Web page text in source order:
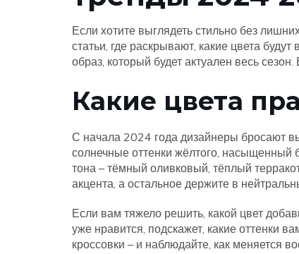
Если хотите выглядеть стильно без
статьи, где раскрывают, какие цвета
образ, который будет актуален весь
Какие цвета
С начала 2024 года дизайнеры бросают
солнечные оттенки жёлтого,
тона – тёмный оливковый, тёплый
акцента, а остальное держите в
Если вам тяжело решить, какой цвет
уже нравится, подскажет, какие оттенки
кроссовки – и наблюдайте, как меняется